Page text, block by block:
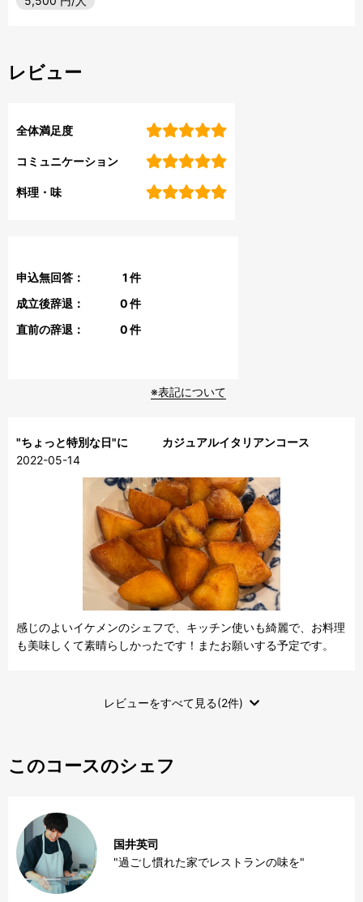
レビュー
全体満足度
コミュニケーション
料理・味
申込無回答： 1件
成立後辞退：
0件
直前の辞退：
0件
※表記について
"ちょっと特別な日"に カジュアルイタリアンコース
2022-05-14
感じのよいイケメンのシェフで、キッチン使いも綺麗で、お料理
も美味しくて素晴らしかったです！またお願いする予定です。
レビューをすべて見る(2件)
このコースのシェフ
国井英司